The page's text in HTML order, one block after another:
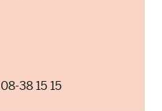
08-38 15 15